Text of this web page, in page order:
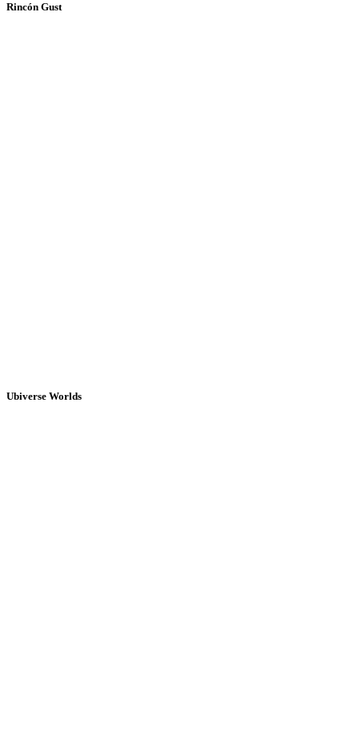
Rincón Gust
Ubiverse Worlds